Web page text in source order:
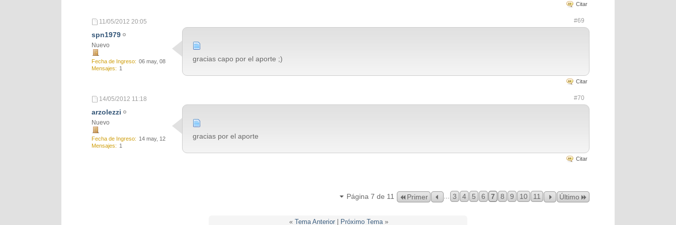
Citar
11/05/2012 20:05 #69
spn1979
Nuevo
Fecha de Ingreso
06 may, 08
Mensajes
1
gracias capo por el aporte ;)
Citar
14/05/2012 11:18 #70
arzolezzi
Nuevo
Fecha de Ingreso
14 may, 12
Mensajes
1
gracias por el aporte
Citar
Página 7 de 11 Primer 3 4 5 6 7 8 9 10 11 Último
« Tema Anterior| Próximo Tema »